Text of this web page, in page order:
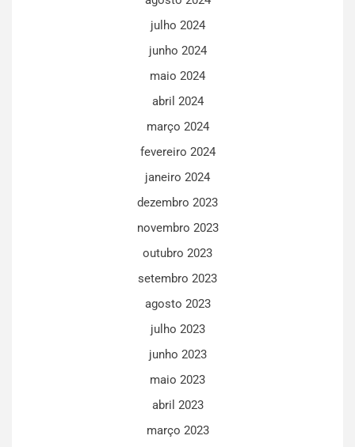
julho 2024
junho 2024
maio 2024
abril 2024
março 2024
fevereiro 2024
janeiro 2024
dezembro 2023
novembro 2023
outubro 2023
setembro 2023
agosto 2023
julho 2023
junho 2023
maio 2023
abril 2023
março 2023